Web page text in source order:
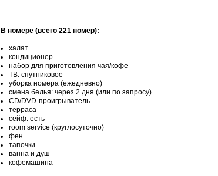
В номере (всего 221 номер):
халат
кондиционер
набор для приготовления чая/кофе
ТВ: спутниковое
уборка номера (ежедневно)
смена белья: через 2 дня (или по запросу)
CD/DVD-проигрыватель
терраса
сейф: есть
room service (круглосуточно)
фен
тапочки
ванна и душ
кофемашина